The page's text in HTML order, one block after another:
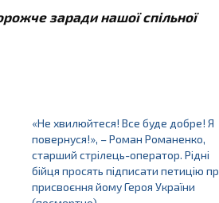
заради нашої спільної
«Не хвилюйтеся! Все буде добре! Я
повернуся!», – Роман Романенко,
старший стрілець-оператор. Рідні
бійця просять підписати петицію
присвоєння йому Героя України